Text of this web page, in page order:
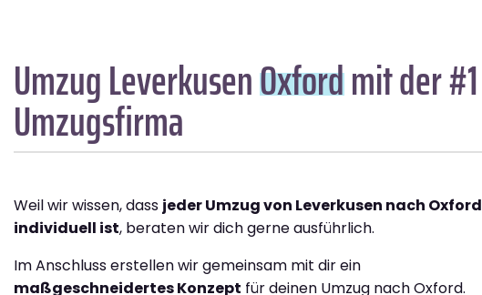
Umzug LeverkusenOxfordmit der #1
Umzugsfirma
Weil wir wissen, dass jeder Umzug von Leverkusen nach Oxford
individuell ist, beraten wir dich gerne ausführlich.
Im Anschluss erstellen wir gemeinsam mit dir ein
maßgeschneidertes Konzept für deinen Umzug nach Oxford.